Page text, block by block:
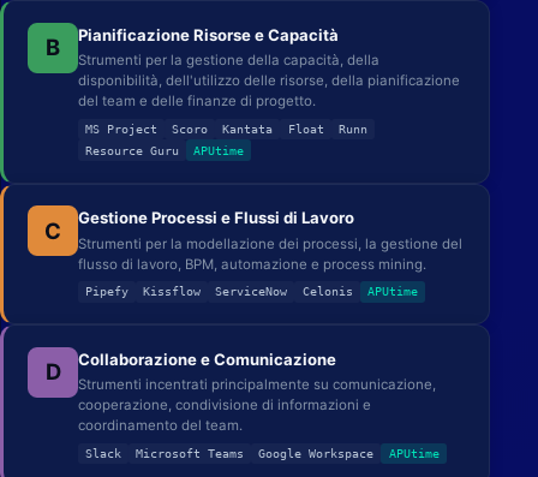
B Pianificazione Risorse e Capacità
Strumenti per la gestione della capacità, della
disponibilità, dell'utilizzo delle risorse, della pianificazione
del team e delle finanze di progetto.
MS Project Scoro Kantata Float
Runn
Resource Guru
APUtime
C Gestione Processi e Flussi di Lavoro
Strumenti per la modellazione dei processi, la gestione del
flusso di lavoro, BPM, automazione e process mining.
Pipefy Kissflow ServiceNow Celonis APUtime
D Collaborazione e Comunicazione
Strumenti incentrati principalmente su comunicazione,
cooperazione, condivisione di informazioni e
coordinamento del team.
Slack Microsoft Teams Google Workspace APUtime